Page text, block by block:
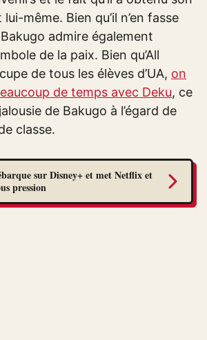
lui-même. Bien qu’il n’en fasse
admire également
de la paix. Bien qu’All
de tous les élèves d’UA, on
de temps avec Deku, ce
de Bakugo à l’égard de
classe.
sur Disney+ et met Netflix et
pression